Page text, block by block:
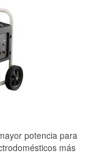
potencia para
más